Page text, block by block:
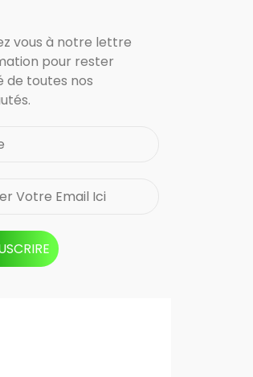
vous à notre lettre
pour rester
de toutes nos